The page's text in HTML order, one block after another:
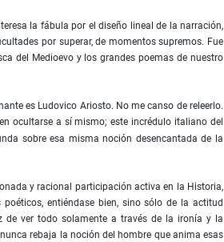
la fábula por el diseño lineal de la narración,
por superar, de momentos supremos. Fue
del Medioevo y los grandes poemas de nuestro
es Ludovico Ariosto. No me canso de releerlo.
ocultarse a sí mismo; este incrédulo italiano del
sobre esa misma noción desencantada de la
y racional participación activa en la Historia,
entiéndase bien, sino sólo de la actitud
de ver todo solamente a través de la ironía y la
rebaja la noción del hombre que anima esas